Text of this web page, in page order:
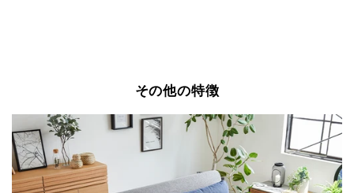
その他の特徴